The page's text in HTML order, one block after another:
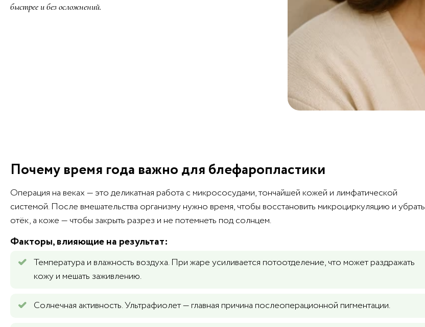
быстрее и без осложнений.
Почему время года важно для блефаропластики
Операция на веках — это деликатная работа с микрососудами, тончайшей кожей и лимфатической
системой. После вмешательства организму нужно время, чтобы восстановить микроциркуляцию и убрать
отёк, а коже — чтобы закрыть разрез и не потемнеть под солнцем.
Факторы, влияющие на результат:
Температура и влажность воздуха. При жаре усиливается потоотделение, что может раздражать
кожу и мешать заживлению.
Солнечная активность. Ультрафиолет — главная причина послеоперационной пигментации.